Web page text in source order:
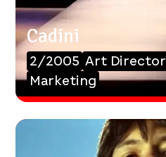
Cadini
2/2005 Art Director
Marketing